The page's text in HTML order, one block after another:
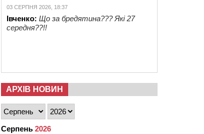
03 СЕРПНЯ 2026, 18:37
Івченко: Що за бредятина??? Які 27
середня??!!
АРХІВ НОВИН
Серпень 2026